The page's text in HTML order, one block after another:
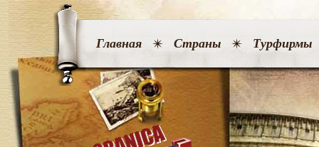
Главная Страны Турфирмы